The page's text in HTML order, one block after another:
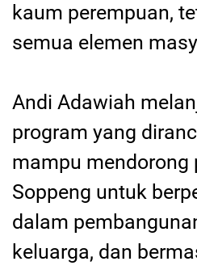
kaum perempuan,
semua elemen
Andi Adawiah
program yang
mampu mendorong
Soppeng untuk
dalam
keluarga, dan